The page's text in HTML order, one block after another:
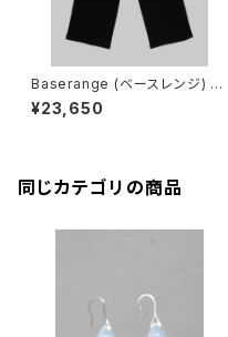
Baserange (ベースレンジ) T
RE SWEATPANTS (Black)
¥23,650
同じカテゴリの商品